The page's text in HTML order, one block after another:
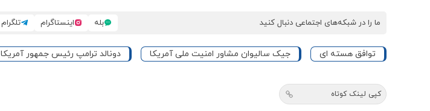
ما را در شبکه‌های اجتماعی دنبال کنید بله اینستاگرام تلگرام
توافق هسته ای جیک سالیوان مشاور امنیت ملی آمریکا دونالد ترامپ رئیس جمهور آمریکا
کپی لینک کوتاه